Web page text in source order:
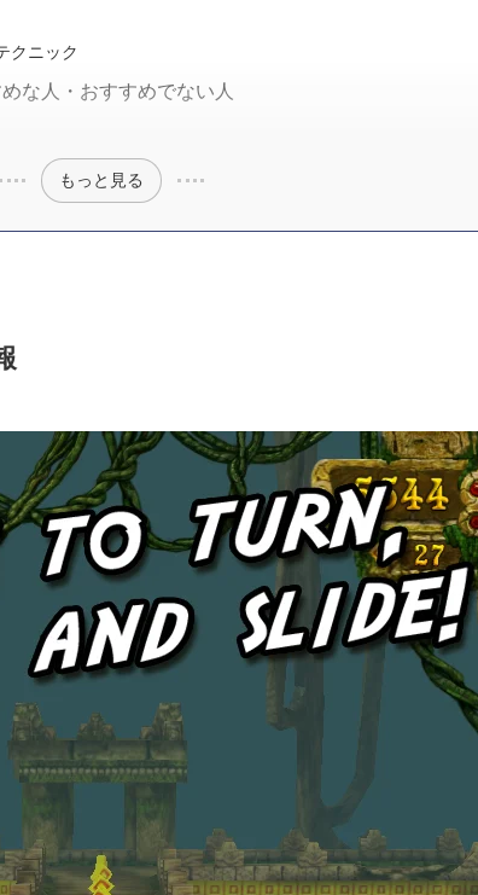
クニック
な人・おすすめでない人
もっと見る